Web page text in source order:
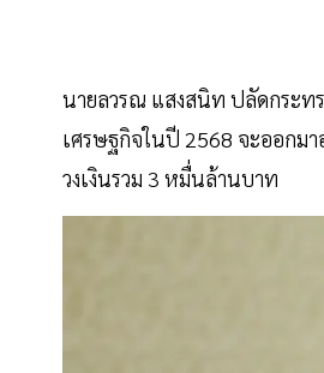
นายลวรณ แสงสนิท ปลัดกระทร
เศรษฐกิจในปี 2568 จะออกมา
วงเงินรวม 3 หมื่นล้านบาท